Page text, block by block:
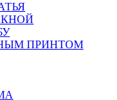
ПРИНТОМ